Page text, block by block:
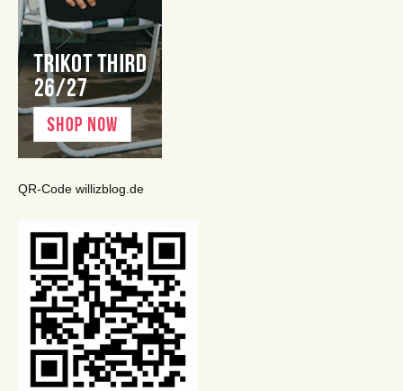
QR-Code willizblog.de